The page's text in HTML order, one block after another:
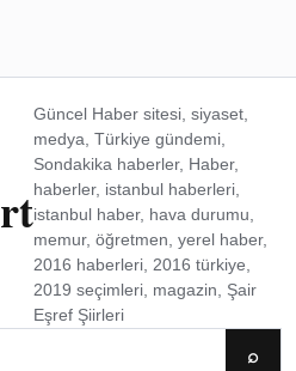
Güncel Haber sitesi, siyaset,
medya, Türkiye gündemi,
Sondakika haberler, Haber,
haberler, istanbul haberleri,
istanbul haber, hava durumu,
memur, öğretmen, yerel haber,
2016 haberleri, 2016 türkiye,
2019 seçimleri, magazin, Şair
Eşref Şiirleri
⌕